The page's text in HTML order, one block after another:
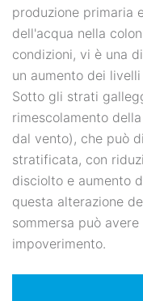
produzione primaria
dell'acqua nella
condizioni, vi è una
un aumento dei
Sotto gli strati
rimescolamento
dal vento), che può
stratificata, con
disciolto e aumento
questa alterazione
sommersa può
impoverimento.